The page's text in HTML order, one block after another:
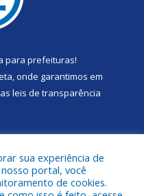
para prefeituras!
onde garantimos em
leis de transparência
sua experiência de
portal, você
de cookies.